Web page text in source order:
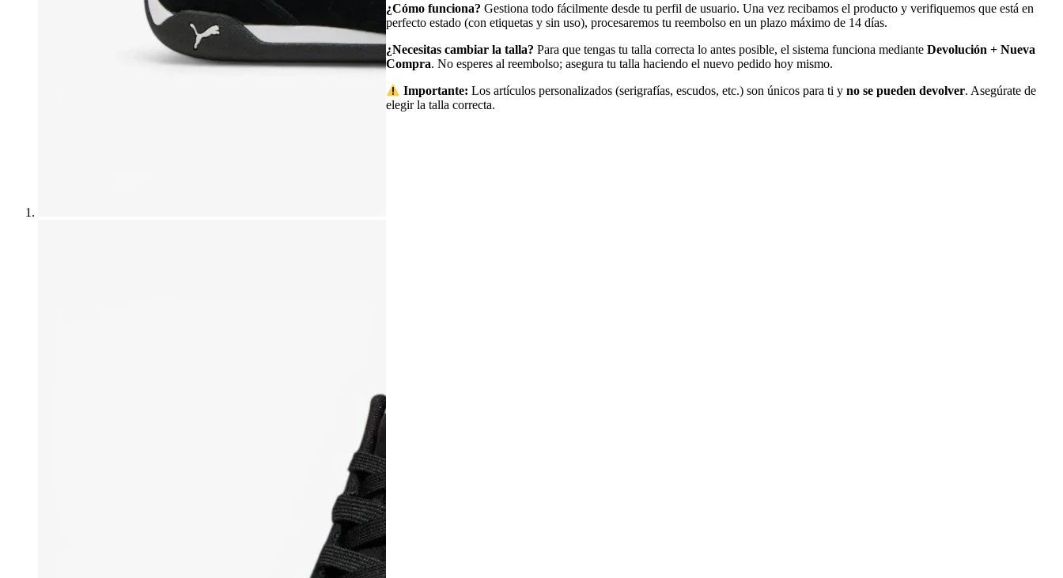
¿Cómo funciona? Gestiona todo fácilmente desde tu perfil de usuario. Una vez recibamos el producto y verifiquemos que está en
perfecto estado (con etiquetas y sin uso), procesaremos tu reembolso en un plazo máximo de 14 días.
¿Necesitas cambiar la talla? Para que tengas tu talla correcta lo antes posible, el sistema funciona mediante Devolución + Nueva
Compra. No esperes al reembolso; asegura tu talla haciendo el nuevo pedido hoy mismo.
Importante: Los artículos personalizados (serigrafías, escudos, etc.) son únicos para ti yno se pueden devolver. Asegúrate de
elegir la talla correcta.